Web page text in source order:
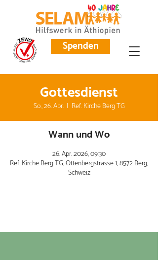
Spenden
Gottesdienst
So., 26. Apr.
  |
Ref. Kirche Berg TG
Wann und Wo
26. Apr. 2026, 09:30
Ref. Kirche Berg TG, Ottenbergstrasse 1, 8572 Berg,
Schweiz